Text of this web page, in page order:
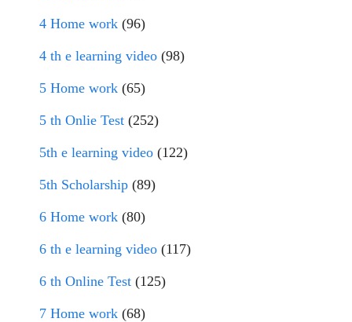
4 Home work (96)
4 th e learning video (98)
5 Home work (65)
5 th Onlie Test (252)
5th e learning video (122)
5th Scholarship (89)
6 Home work (80)
6 th e learning video (117)
6 th Online Test (125)
7 Home work (68)